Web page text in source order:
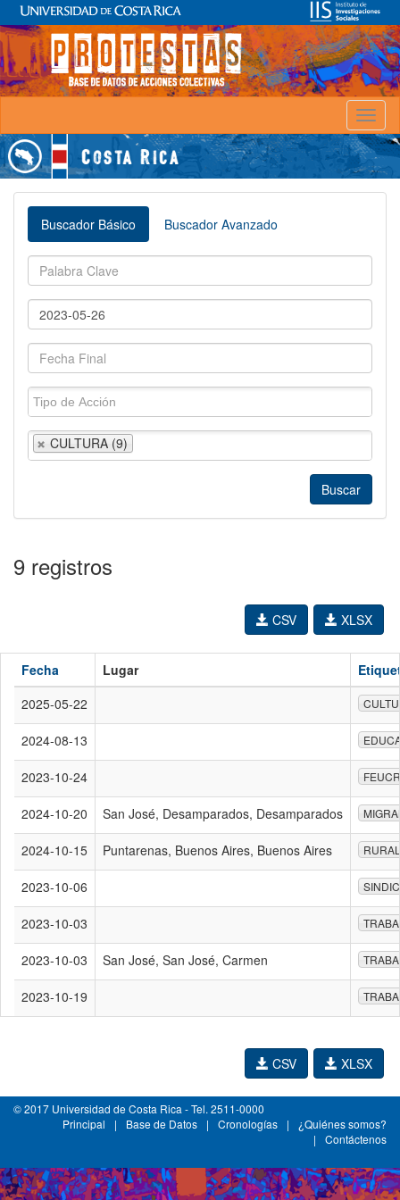
Buscador Básico Buscador Avanzado
CULTURA (9)
9 registros
XLSX
CSV
Fecha Lugar
2025-05-22
2024-08-13
2023-10-24 FEUCR
2024-10-20 San José, Desamparados, Desamparados
2024-10-15 Puntarenas, Buenos Aires, Buenos Aires
2023-10-06
2023-10-03
2023-10-03 San José, San José, Carmen
2023-10-19
XLSX
CSV
© 2017 Universidad de Costa Rica - Tel. 2511-0000
Principal
| Base de Datos | Cronologías |
¿Quiénes somos?
|
Contáctenos